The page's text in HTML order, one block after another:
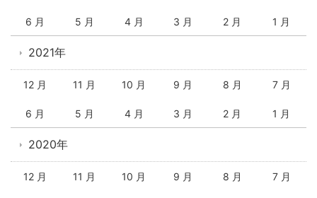
6 月 5 月 4 月 3 月 2 月 1 月
2021年
12 月 11 月 10 月 9 月 8 月 7 月
6 月 5 月 4 月 3 月 2 月 1 月
2020年
12 月 11 月 10 月 9 月 8 月 7 月